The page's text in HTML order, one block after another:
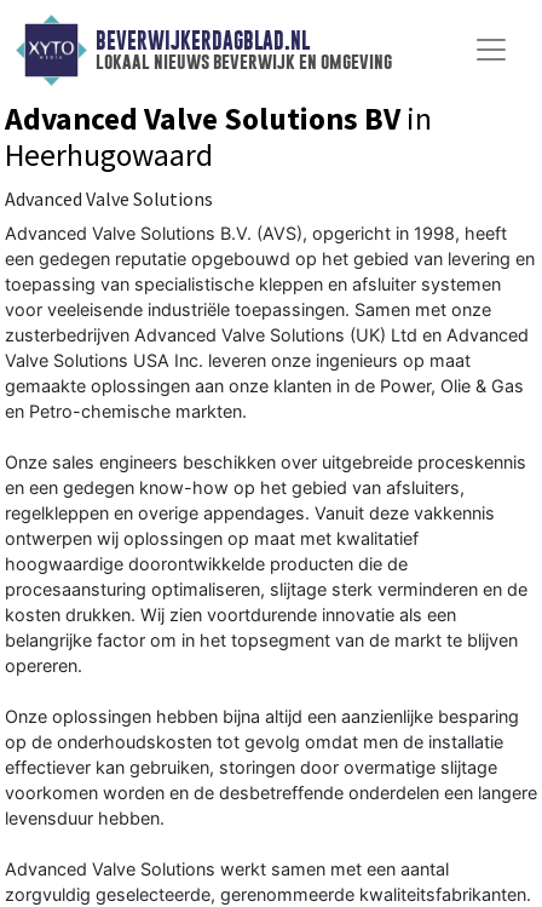
BEVERWIJKERDAGBLAD.NL
lokaal nieuws beverwijk en omgeving
Advanced Valve Solutions BVin
Heerhugowaard
Advanced Valve Solutions
Advanced Valve Solutions B.V. (AVS), opgericht in 1998, heeft
een gedegen reputatie opgebouwd op het gebied van levering en
toepassing van specialistische kleppen en afsluiter systemen
voor veeleisende industriële toepassingen. Samen met onze
zusterbedrijven Advanced Valve Solutions (UK) Ltd en Advanced
Valve Solutions USA Inc. leveren onze ingenieurs op maat
gemaakte oplossingen aan onze klanten in de Power, Olie & Gas
en Petro-chemische markten.
Onze sales engineers beschikken over uitgebreide proceskennis
en een gedegen know-how op het gebied van afsluiters,
regelkleppen en overige appendages. Vanuit deze vakkennis
ontwerpen wij oplossingen op maat met kwalitatief
hoogwaardige doorontwikkelde producten die de
procesaansturing optimaliseren, slijtage sterk verminderen en de
kosten drukken. Wij zien voortdurende innovatie als een
belangrijke factor om in het topsegment van de markt te blijven
opereren.
Onze oplossingen hebben bijna altijd een aanzienlijke besparing
op de onderhoudskosten tot gevolg omdat men de installatie
effectiever kan gebruiken, storingen door overmatige slijtage
voorkomen worden en de desbetreffende onderdelen een langere
levensduur hebben.
Advanced Valve Solutions werkt samen met een aantal
zorgvuldig geselecteerde, gerenommeerde kwaliteitsfabrikanten.